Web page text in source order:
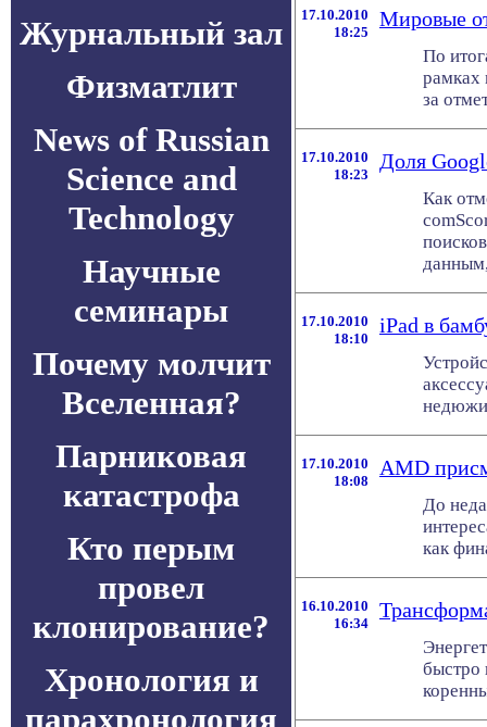
Журнальный зал
Физматлит
News of Russian
Science and
Technology
Научные
семинары
Почему молчит
Вселенная?
Парниковая
катастрофа
Кто перым
провел
клонирование?
Хронология и
парахронология
17.10.2010
18:25
Мировые
По
рамках
за
17.10.2010
18:23
Доля
Как
17.10.2010
18:10
iPad в
17.10.2010
18:08
AMD
До
как
16.10.2010
16:34
быстро